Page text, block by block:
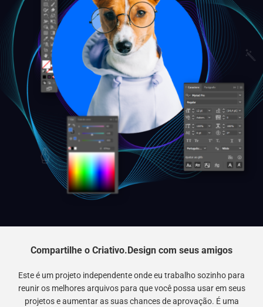
Compartilhe o Criativo.Design com seus amigos
Este é um projeto independente onde eu trabalho sozinho para
reunir os melhores arquivos para que você possa usar em seus
projetos e aumentar as suas chances de aprovação. É uma